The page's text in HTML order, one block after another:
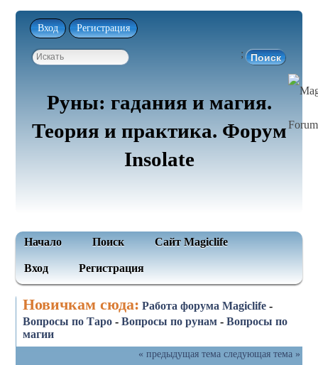
Вход Регистрация
;
Руны: гадания и магия.
Теория и практика. Форум
Insolate
Начало Поиск Сайт Magiclife
Вход Регистрация
Новичкам сюда: Работа форума Magiclife -
Вопросы по Таро -Вопросы по рунам -Вопросы по
магии
« предыдущая тема следующая тема »